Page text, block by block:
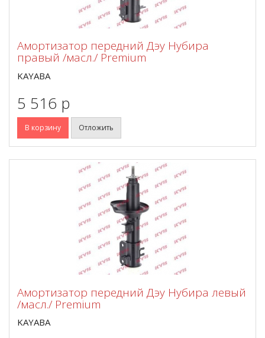
Амортизатор передний Дэу Нубира
правый /масл./ Premium
KAYABA
5 516 p
В корзину Отложить
Амортизатор передний Дэу Нубира левый
/масл./ Premium
KAYABA